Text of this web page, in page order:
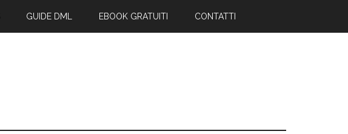
GUIDE DML EBOOK GRATUITI CONTATTI